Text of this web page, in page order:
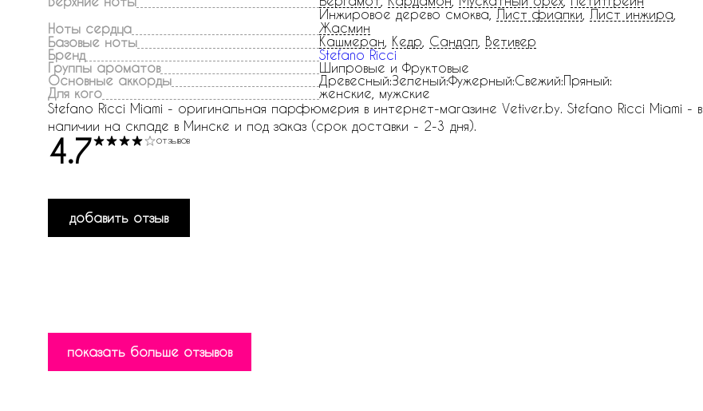
Ноты сердца
Инжировое дерево смоква, Лист фиалки Лист инжира
Жасмин
Базовые ноты
Кашмеран Кедр Сандал Ветивер
Бренд
Stefano Ricci
Группы ароматов
Шипровые и Фруктовые
Основные аккорды
Древесный:Зеленый:Фужерный:Свежий:Пряный:
Для кого
женские, мужские
Stefano Ricci Miami - оригинальная парфюмерия в интернет-магазине Vetiver.by. Stefano Ricci Miami - в
наличии на складе в Минске и под заказ (срок доставки - 2-3 дня).
4.7 отзывов
добавить отзыв
показать больше отзывов